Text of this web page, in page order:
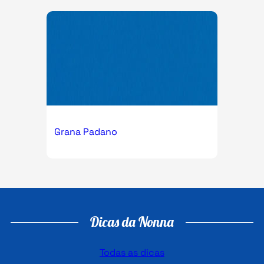
Grana Padano
Dicas da Nonna
Todas as dicas